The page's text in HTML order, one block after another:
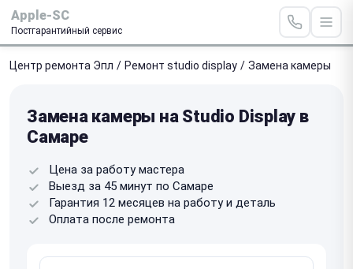
Apple-SC
Постгарантийный сервис
Центр ремонта Эпл / Ремонт studio display / Замена камеры
Замена камеры на Studio Display в
Самаре
Цена за работу мастера
Выезд за 45 минут по Самаре
Гарантия 12 месяцев на работу и деталь
Оплата после ремонта